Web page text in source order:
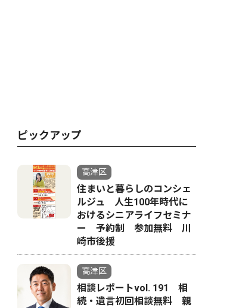
ピックアップ
高津区
住まいと暮らしのコンシェ
ルジュ 人生100年時代に
おけるシニアライフセミナ
ー 予約制 参加無料 川
崎市後援
高津区
相談レポートvol. 191 相
続・遺言初回相談無料 親